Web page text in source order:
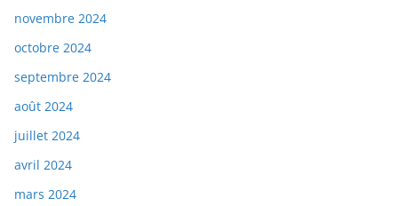
novembre 2024
octobre 2024
septembre 2024
août 2024
juillet 2024
avril 2024
mars 2024